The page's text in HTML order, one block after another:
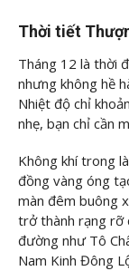
Thời tiết
Tháng 12 là thời
nhưng không hề
Nhiệt độ chỉ
nhẹ, bạn chỉ cần
Không khí trong
đồng vàng óng
màn đêm buông
trở thành rạng rỡ
đường như Tô
Nam Kinh Đông